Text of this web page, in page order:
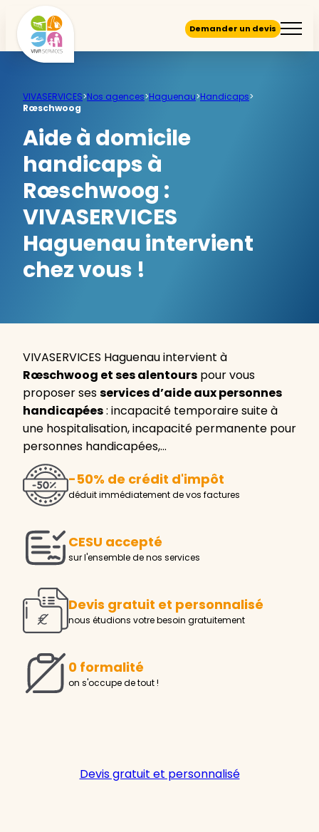
Demander un devis
VIVASERVICES>Nos agences>Haguenau>Handicaps>
Rœschwoog
Aide à domicile
handicaps à
Rœschwoog :
VIVASERVICES
Haguenau intervient
chez vous !
VIVASERVICES Haguenau intervient à
Rœschwoog et ses alentours pour vous
proposer sesservices d’aide aux personnes
handicapées: incapacité temporaire suite à
une hospitalisation, incapacité permanente pour
personnes handicapées,…
-50% de crédit d'impôt
déduit immédiatement de vos factures
CESU accepté
sur l'ensemble de nos services
Devis gratuit et personnalisé
nous étudions votre besoin gratuitement
0 formalité
on s'occupe de tout !
Devis gratuit et personnalisé